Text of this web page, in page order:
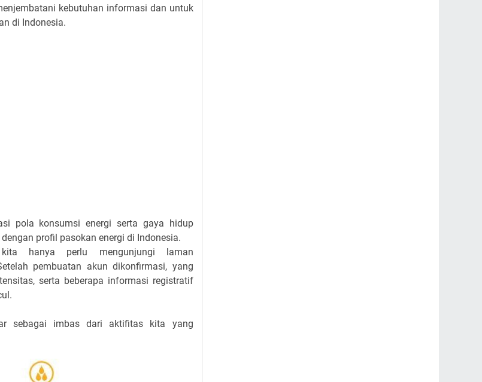
kebutuhan informasi dan untuk
di Indonesia.
pola konsumsi energi serta gaya hidup
profil pasokan energi di Indonesia.
hanya perlu mengunjungi laman
pembuatan akun dikonfirmasi, yang
serta beberapa informasi registratif
sebagai imbas dari aktifitas kita yang